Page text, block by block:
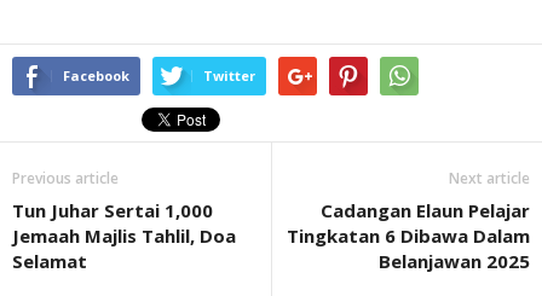
Facebook Twitter
Previous article
Tun Juhar Sertai 1,000
Jemaah Majlis Tahlil, Doa
Selamat
Next article
Cadangan Elaun Pelajar
Tingkatan 6 Dibawa Dalam
Belanjawan 2025